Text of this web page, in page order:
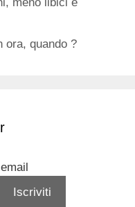
meno libici e
ora, quando ?